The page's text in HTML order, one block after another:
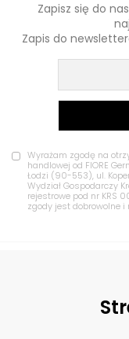
Zapisz się do
Zapis do
Wyrażam zgodę na
handlowej od FIORE
Łodzi (90-553), ul.
Wydział Gospodarczy
rejestrowe pod nr KRS
zgody jest dobrowolne i